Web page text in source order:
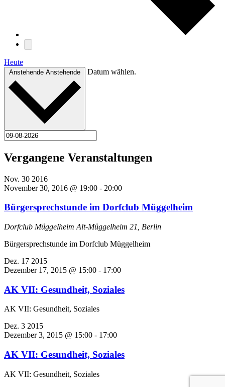
Heute
Anstehende Anstehende Datum wählen.
Vergangene Veranstaltungen
Nov. 30 2016
November 30, 2016 @ 19:00 - 20:00
Bürgersprechstunde im Dorfclub Müggelheim
Dorfclub Müggelheim Alt-Müggelheim 21, Berlin
Bürgersprechstunde im Dorfclub Müggelheim
Dez. 17 2015
Dezember 17, 2015 @ 15:00 - 17:00
AK VII: Gesundheit, Soziales
AK VII: Gesundheit, Soziales
Dez. 3 2015
Dezember 3, 2015 @ 15:00 - 17:00
AK VII: Gesundheit, Soziales
AK VII: Gesundheit, Soziales